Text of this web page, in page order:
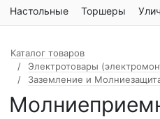
Настольные Торшеры
Каталог товаров
Электротовары
Заземление и